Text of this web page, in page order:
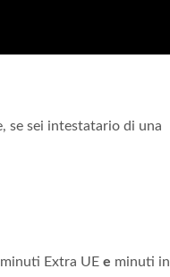
se sei intestatario di una
Extra UE e minuti in